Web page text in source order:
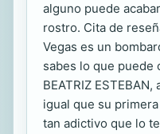
alguno puede
rostro. Cita de
Vegas es un
sabes lo que puede
BEATRIZ
igual que su
tan adictivo que lo